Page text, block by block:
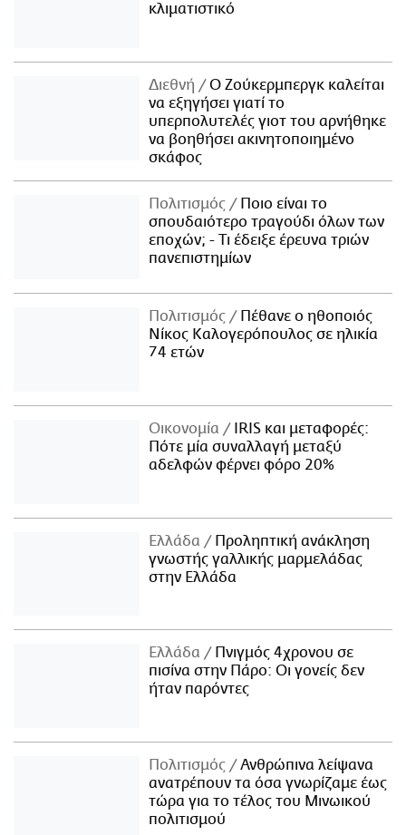
κλιματιστικό
Διεθνή
Ο Ζούκερμπεργκ καλείται
να εξηγήσει γιατί το
υπερπολυτελές γιοτ του αρνήθηκε
να βοηθήσει ακινητοποιημένο
σκάφος
Πολιτισμός
Ποιο είναι το
σπουδαιότερο τραγούδι όλων των
εποχών; - Τι έδειξε έρευνα τριών
πανεπιστημίων
Πολιτισμός
Πέθανε ο ηθοποιός
Νίκος Καλογερόπουλος σε ηλικία
74 ετών
Οικονομία
IRIS και μεταφορές:
Πότε μία συναλλαγή μεταξύ
αδελφών φέρνει φόρο 20%
Ελλάδα
Προληπτική ανάκληση
γνωστής γαλλικής μαρμελάδας
στην Ελλάδα
Ελλάδα
Πνιγμός 4χρονου σε
πισίνα στην Πάρο: Οι γονείς δεν
ήταν παρόντες
Πολιτισμός
Ανθρώπινα λείψανα
ανατρέπουν τα όσα γνωρίζαμε έως
τώρα για το τέλος του Μινωικού
πολιτισμού